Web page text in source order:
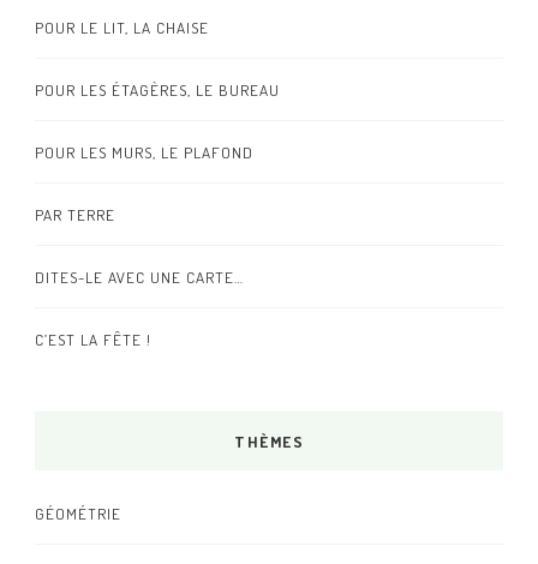
POUR LE LIT, LA CHAISE
POUR LES ÉTAGÈRES, LE BUREAU
POUR LES MURS, LE PLAFOND
PAR TERRE
DITES-LE AVEC UNE CARTE…
C’EST LA FÊTE !
THÈMES
GÉOMÉTRIE